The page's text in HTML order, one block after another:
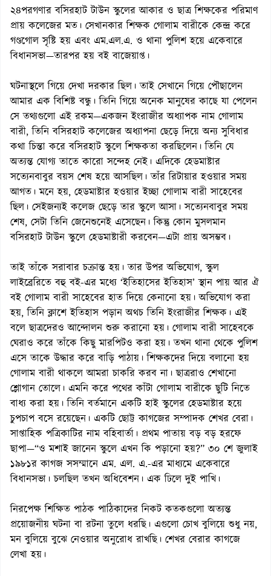
২৪পরগণার বসিরহাট টাউন স্কুলের আকার ও ছাত্র শিক্ষকের পরিমাণ
প্রায় কলেজের মত। সেখানকার শিক্ষক গোলাম বারীকে কেন্দ্র করে
গণ্ডগোল সৃষ্টি হয় এবং এম.এল.এ. ও থানা পুলিশ হয়ে একেবারে
বিধানসভা—তারপর হয় বই বাজেয়াপ্ত।
ঘটনাস্থলে গিয়ে দেখা দরকার ছিল। তাই সেখানে গিয়ে পৌছালেন
আমার এক বিশিষ্ট বন্ধু। তিনি গিয়ে অনেক মানুষের কাছে যা পেলেন
সে তথ্যগুলো এই রকম—একজন ইংরাজীর অধ্যাপক নাম গোলাম
বারী, তিনি বসিরহাট কলেজের অধ্যাপনা ছেড়ে দিয়ে অন্য সুবিধার
কথা চিন্তা করে বসিরহাট স্কুলে শিক্ষকতা করছিলেন। তিনি যে
অত্যন্ত যোগ্য তাতে কারো সন্দেহ নেই। এদিকে হেডমাষ্টার
সত্যেনবাবুর বয়স শেষ হয়ে আসছিল। তাঁর রিটায়ার হওয়ার সময়
আগত। মনে হয়, হেডমাষ্টার হওয়ার ইচ্ছা গোলাম বারী সাহেবের
ছিল। সেইজন্যই কলেজ ছেড়ে তার স্কুলে আসা। সত্যেনবাবুর সময়
শেষ, সেটা তিনি জেনেশুনেই এসেছেন। কিন্তু কোন মুসলমান
বসিরহাট টাউন স্কুলে হেডমাষ্টারী করবেন—এটা প্রায় অসম্ভব।
তাই তাঁকে সরাবার চক্রান্ত হয়। তার উপর অভিযোগ, স্কুল
লাইব্রেরিতে বহু বই-এর মধ্যে ‘ইতিহাসের ইতিহাস’ স্থান পায় আর ঐ
বই গোলাম বারী সাহেবের হাত দিয়ে কেনানো হয়। অভিযোগ করা
হয়, তিনি ক্লাশে ইতিহাস পড়ান অথচ তিনি ইংরাজীর শিক্ষক। এই
বলে ছাত্রদেরও আন্দোলন শুরু করানো হয়। গোলাম বারী সাহেবকে
ঘেরাও করে তাঁকে কিছু মারপিটও করা হয়। তখন থানা থেকে পুলিশ
এসে তাকে উদ্ধার করে বাড়ি পাঠায়। শিক্ষকদের দিয়ে বলানো হয়
গোলাম বারী থাকলে আমরা চাকরি করব না। ছাত্ররাও শেখানো
শ্লোগান তোলে। এমনি করে পথের কাঁটা গোলাম বারীকে ছুটি নিতে
বাধ্য করা হয়। তিনি বর্তমানে একটি হাই স্কুলের হেডমাষ্টার হয়ে
চুপচাপ বসে রয়েছেন। একটি ছোট্ট কাগজের সম্পাদক শেখর বেরা।
সাপ্তাহিক পত্রিকাটির নাম বহিবার্তা। প্রথম পাতায় বড় বড় হরফে
ছাপা—“ও মশাই জানেন স্কুলে এখন কি পড়ানো হয়?” ৩০ শে জুলাই
১৯৮১র কাগজ সসম্মানে এম. এল. এ.-এর মাধ্যমে একেবারে
বিধানসভা। চলছিল তখন অধিবেশন। এক ঢিলে দুই পাখি।
নিরপেক্ষ শিক্ষিত পাঠক পাঠিকাদের নিকট কতকগুলো অত্যন্ত
প্রয়োজনীয় ঘটনা বা রটনা তুলে ধরছি। এগুলো চোখ বুলিয়ে শুধু নয়,
মন বুলিয়ে বুঝে নেওয়ার অনুরোধ রাখছি। শেখর বেরার কাগজে
লেখা হয়।